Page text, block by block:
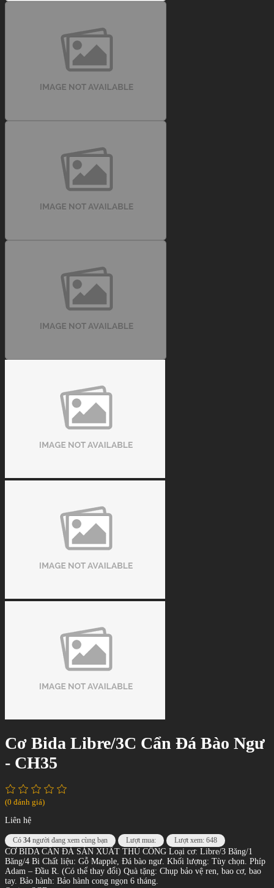
Cơ Bida Libre/3C Cẩn Đá Bào Ngư
- CH35
(0 đánh giá)
Liên hệ
Có 34 người đang xem cùng bạn Lượt mua: Lượt xem: 648
CƠ BIDA CẨN ĐÁ SẢN XUẤT THỦ CÔNG Loại cơ: Libre/3 Băng/1
Băng/4 Bi Chất liệu: Gỗ Mapple, Đá bào ngư. Khối lượng: Tùy chọn. Phíp
Adam – Đầu R. (Có thể thay đổi) Quà tặng: Chụp bảo vệ ren, bao cơ, bao
tay. Bảo hành: Bảo hành cong ngọn 6 tháng.